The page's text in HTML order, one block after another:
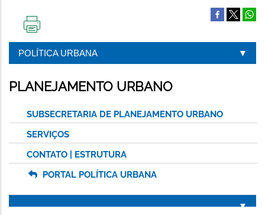
ESTA
PÁGINA
POLÍTICA URBANA
PLANEJAMENTO URBANO
SUBSECRETARIA DE PLANEJAMENTO URBANO
SERVIÇOS
CONTATO | ESTRUTURA
PORTAL POLÍTICA URBANA